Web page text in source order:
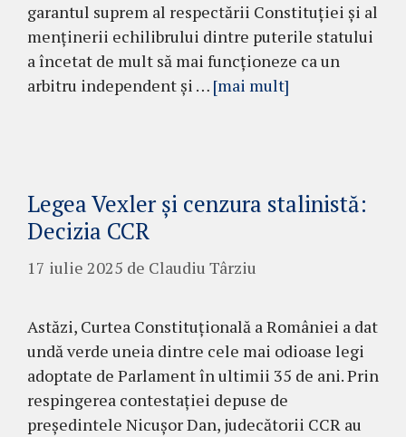
garantul suprem al respectării Constituției și al
menținerii echilibrului dintre puterile statului
a încetat de mult să mai funcționeze ca un
arbitru independent și … [mai mult]
Legea Vexler și cenzura stalinistă:
Decizia CCR
17 iulie 2025 de Claudiu Târziu
Astăzi, Curtea Constituțională a României a dat
undă verde uneia dintre cele mai odioase legi
adoptate de Parlament în ultimii 35 de ani. Prin
respingerea contestației depuse de
președintele Nicușor Dan, judecătorii CCR au